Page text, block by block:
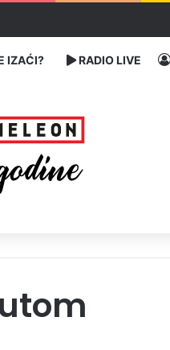
Srebrenica
IZAĆI? RADIO LIVE